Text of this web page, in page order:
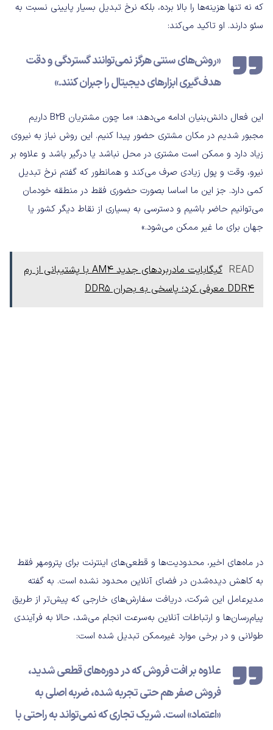
که نه تنها هزینه‌ها را بالا برده، بلکه نرخ تبدیل بسیار پایینی نسبت به
سئو دارند. او تاکید می‌کند:
«روش‌های سنتی هرگز نمی‌توانند گستردگی و دقت
هدف‌گیری ابزارهای دیجیتال را جبران کنند.»
این فعال دانش‌بنیان ادامه می‌دهد: «ما چون مشتریان B2B داریم
مجبور شدیم در مکان مشتری حضور پیدا کنیم. این روش نیاز به نیروی
زیاد دارد و ممکن است مشتری در محل نباشد یا درگیر باشد و علاوه بر
نیرو، وقت و پول زیادی صرف می‌کند و همانطور که گفتم نرخ تبدیل
کمی دارد. جز این ما اساسا بصورت حضوری فقط در منطقه خودمان
می‌توانیم حاضر باشیم و دسترسی به بسیاری از نقاط دیگر کشور یا
جهان برای ما غیر ممکن می‌شود.»
READ
گیگابایت مادربردهای جدید AM4 با پشتیبانی از رم
DDR4 معرفی کرد؛ پاسخی به بحران DDR5
در ماه‌های اخیر، محدودیت‌ها و قطعی‌های اینترنت برای پترومهر فقط
به کاهش دیده‌شدن در فضای آنلاین محدود نشده است. به گفته
مدیرعامل این شرکت، دریافت سفارش‌های خارجی که پیش‌تر از طریق
پیام‌رسان‌ها و ارتباطات آنلاین به‌سرعت انجام می‌شد، حالا به فرآیندی
طولانی و در برخی موارد غیرممکن تبدیل شده است:
علاوه بر افت فروش که دردوره‌های قطعی شدید،
فروش صفر هم حتی تجربه شده، ضربه اصلی به
«اعتماد» است. شریک تجاری که نمی‌تواند به راحتی با